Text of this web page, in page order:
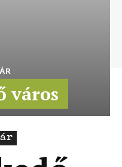
város